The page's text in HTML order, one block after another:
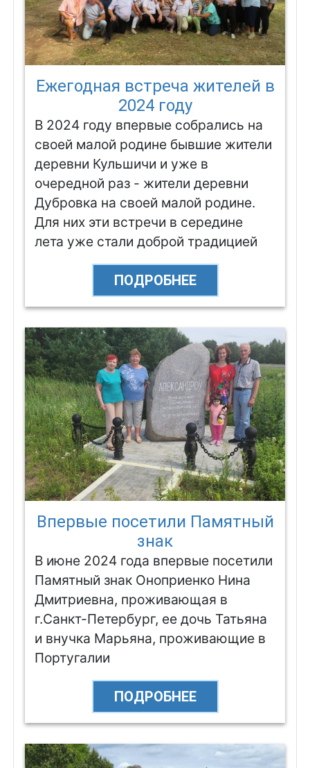
Ежегодная встреча жителей в
2024 году
В 2024 году впервые собрались на
своей малой родине бывшие жители
деревни Кульшичи и уже в
очередной раз - жители деревни
Дубровка на своей малой родине.
Для них эти встречи в середине
лета уже стали доброй традицией
ПОДРОБНЕЕ
Впервые посетили Памятный
знак
В июне 2024 года впервые посетили
Памятный знак Оноприенко Нина
Дмитриевна, проживающая в
г.Санкт-Петербург, ее дочь Татьяна
и внучка Марьяна, проживающие в
Португалии
ПОДРОБНЕЕ